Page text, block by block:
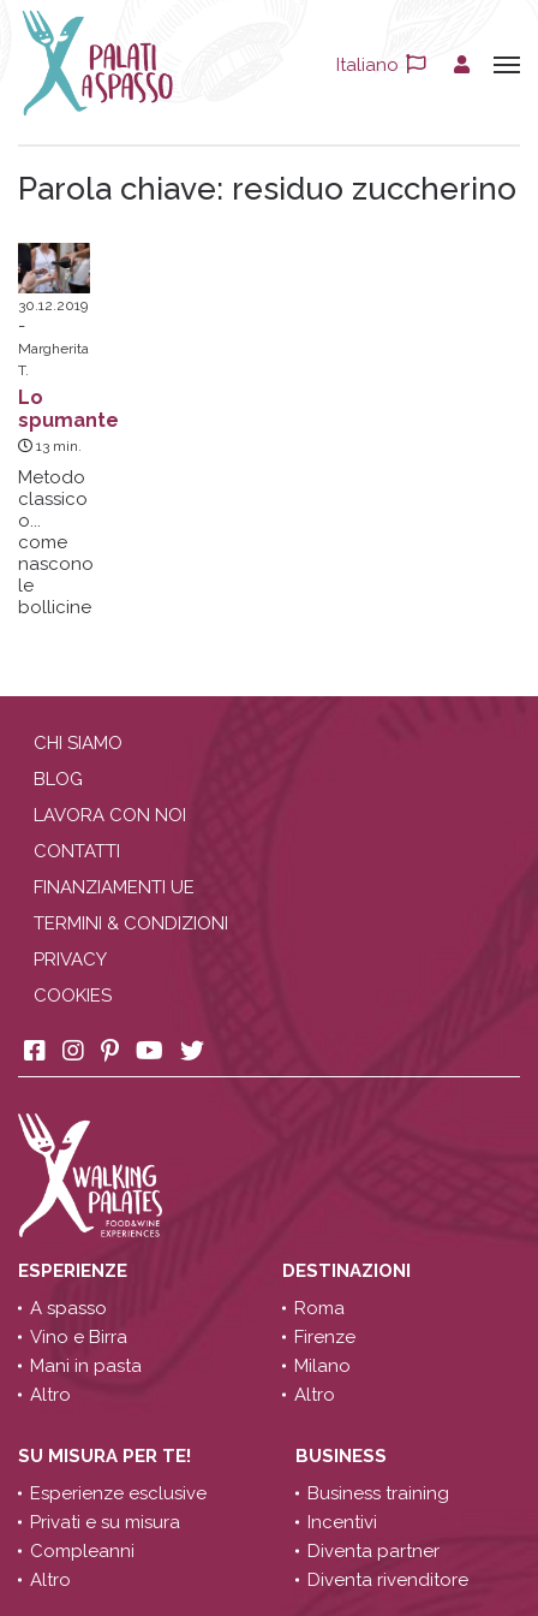
Italiano
Parola chiave: residuo zuccherino
30.12.2019
Margherita
T.
Lo
spumante
13 min.
Metodo
classico
o...
come
nascono
le
bollicine
CHI SIAMO
BLOG
LAVORA CON NOI
CONTATTI
FINANZIAMENTI UE
TERMINI & CONDIZIONI
PRIVACY
COOKIES
ESPERIENZE
A spasso
Vino e Birra
Mani in pasta
Altro
DESTINAZIONI
Roma
Firenze
Milano
Altro
SU MISURA PER TE!
Esperienze esclusive
Privati e su misura
Compleanni
Altro
BUSINESS
Business training
Incentivi
Diventa partner
Diventa rivenditore